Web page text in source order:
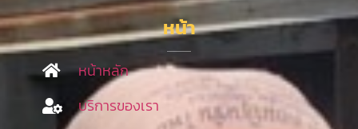
หน้า
หน้าหลัก
บริการของเรา